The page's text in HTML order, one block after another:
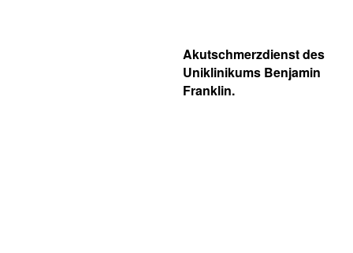
Akutschmerzdienst des
Uniklinikums Benjamin
Franklin.